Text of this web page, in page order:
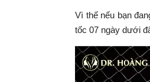
Vì thế nếu bạn
tốc 07 ngày dưới